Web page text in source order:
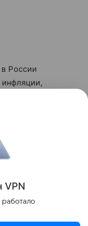
России
Поделиться
VPN